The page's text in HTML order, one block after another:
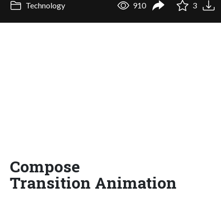
Technology 910 3
Compose
Transition Animation